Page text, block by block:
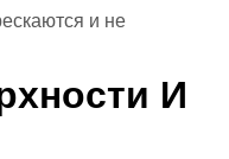
и не
И